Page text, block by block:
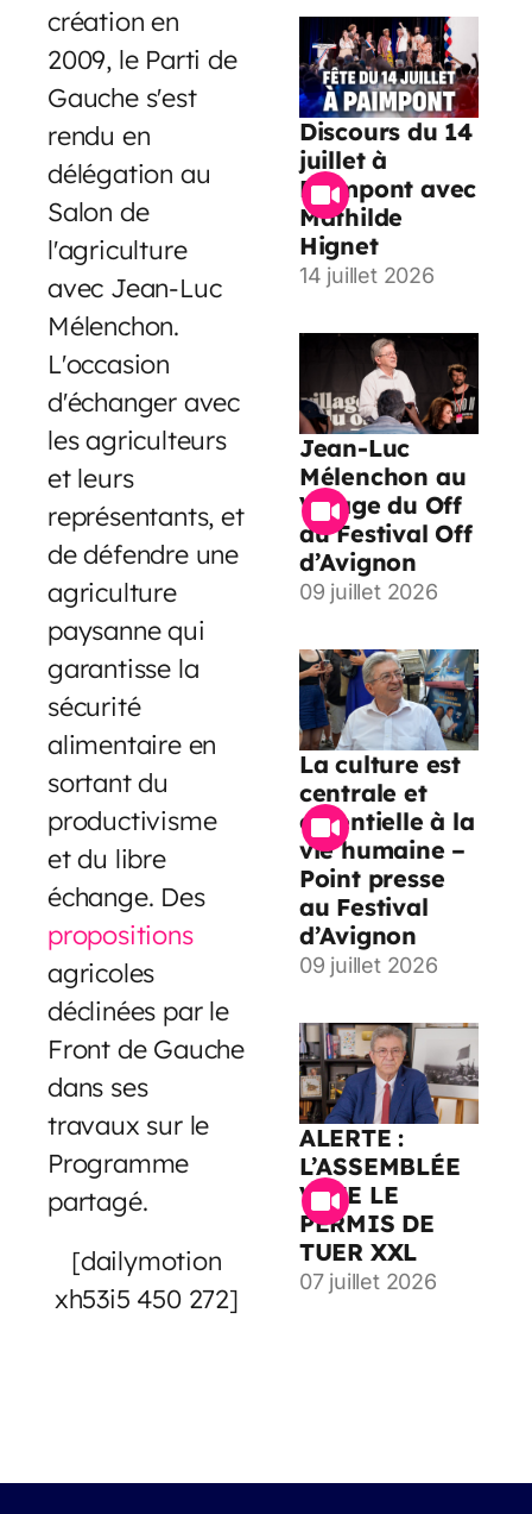
création en
2009, le Parti de
Gauche s'est
rendu en
délégation au
Salon de
l'agriculture
avec Jean-Luc
Mélenchon.
L'occasion
d'échanger avec
les agriculteurs
et leurs
représentants, et
de défendre une
agriculture
paysanne qui
garantisse la
sécurité
alimentaire en
sortant du
productivisme
et du libre
échange. Des
propositions
agricoles
déclinées par le
Front de Gauche
dans ses
travaux sur le
Programme
partagé.
[dailymotion
xh53i5 450 272]
Discours du 14
juillet à
Paimpont avec
Mathilde
Hignet
14 juillet 2026
Jean-Luc
Mélenchon au
Village du Off
du Festival Off
d’Avignon
09 juillet 2026
La culture est
centrale et
essentielle à la
vie humaine –
Point presse
au Festival
d’Avignon
09 juillet 2026
ALERTE :
L’ASSEMBLÉE
VOTE LE
PERMIS DE
TUER XXL
07 juillet 2026